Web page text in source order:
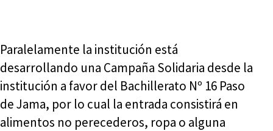
Paralelamente la institución está
desarrollando una Campaña Solidaria desde la
institución a favor del Bachillerato Nº 16 Paso
de Jama, por lo cual la entrada consistirá en
alimentos no perecederos, ropa o alguna